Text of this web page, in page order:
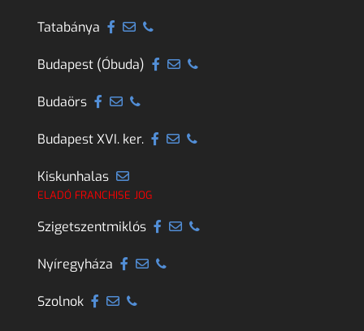
Tatabánya
Budapest (Óbuda)
Budaörs
Budapest XVI. ker.
Kiskunhalas
ELADÓ FRANCHISE JOG
Szigetszentmiklós
Nyíregyháza
Szolnok